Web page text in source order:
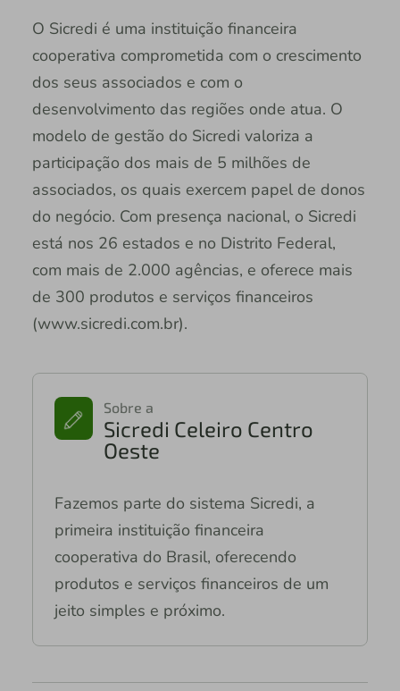
O Sicredi é uma instituição financeira
cooperativa comprometida com o crescimento
dos seus associados e com o
desenvolvimento das regiões onde atua. O
modelo de gestão do Sicredi valoriza a
participação dos mais de 5 milhões de
associados, os quais exercem papel de donos
do negócio. Com presença nacional, o Sicredi
está nos 26 estados e no Distrito Federal,
com mais de 2.000 agências, e oferece mais
de 300 produtos e serviços financeiros
(www.sicredi.com.br).
Sobre a
Sicredi Celeiro Centro
Oeste
Fazemos parte do sistema Sicredi, a
primeira instituição financeira
cooperativa do Brasil, oferecendo
produtos e serviços financeiros de um
jeito simples e próximo.